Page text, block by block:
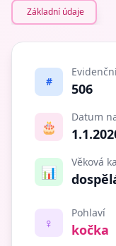
Základní údaje
# 506
🎂
Datum
📊
Věková
♀️
Pohlaví
kočka